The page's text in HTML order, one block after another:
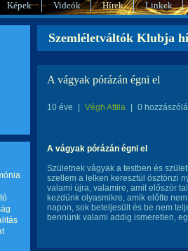
Képek Videók Hírek Linkek
Szemléletváltók Klubja
A vágyak pórázán égni el
10 éve Végh Attila 0
A vágyak pórázán égni el
Születnek vágyak a testben és
szellem a lelken keresztül ösztönzi
valami újra, valamire, amit először
kezdünk olyasmikre, amik előtte
napon, sok beteljesült és be nem
bennünk valami addig ismeretlen,